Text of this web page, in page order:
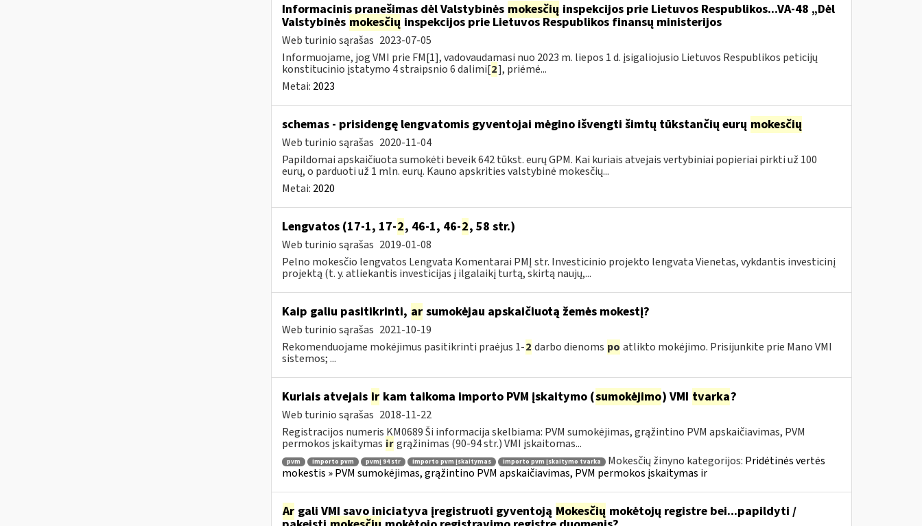
Informacinis pranešimas dėl Valstybinės mokesčių inspekcijos prie Lietuvos Respublikos...VA-48 „Dėl
Valstybinės mokesčių inspekcijos prie Lietuvos Respublikos finansų ministerijos
Web turinio sąrašas 2023-07-05
Informuojame, jog VMI prie FM[1], vadovaudamasi nuo 2023 m. liepos 1 d. įsigaliojusio Lietuvos Respublikos peticijų
konstitucinio įstatymo 4 straipsnio 6 dalimi[2], priėmė...
Metai: 2023
schemas - prisidengę lengvatomis gyventojai mėgino išvengti šimtų tūkstančių eurų mokesčių
Web turinio sąrašas 2020-11-04
Papildomai apskaičiuota sumokėti beveik 642 tūkst. eurų GPM. Kai kuriais atvejais vertybiniai popieriai pirkti už 100
eurų, o parduoti už 1 mln. eurų. Kauno apskrities valstybinė mokesčių...
Metai: 2020
Lengvatos (17-1, 17-2, 46-1, 46-2, 58 str.)
Web turinio sąrašas 2019-01-08
Pelno mokesčio lengvatos Lengvata Komentarai PMĮ str. Investicinio projekto lengvata Vienetas, vykdantis investicinį
projektą (t. y. atliekantis investicijas į ilgalaikį turtą, skirtą naujų,...
Kaip galiu pasitikrinti, arsumokėjau apskaičiuotą žemės mokestį?
Web turinio sąrašas 2021-10-19
Rekomenduojame mokėjimus pasitikrinti praėjus 1-2 darbo dienoms po atlikto mokėjimo. Prisijunkite prie Mano VMI
sistemos; ...
Kuriais atvejais irkam taikoma importo PVM įskaitymo (sumokėjimo) VMI tvarka?
Web turinio sąrašas 2018-11-22
Registracijos numeris KM0689 Ši informacija skelbiama: PVM sumokėjimas, grąžintino PVM apskaičiavimas, PVM
permokos įskaitymas ir grąžinimas (90-94 str.) VMI įskaitomas...
pvm importo pvm pvmį 94 str importo pvm įskaitymas importo pvm įskaitymo tvarka Mokesčių žinyno kategorijos: Pridėtinės vertės
mokestis » PVM sumokėjimas, grąžintino PVM apskaičiavimas, PVM permokos įskaitymas ir
Argali VMI savo iniciatyva įregistruoti gyventoją Mokesčių mokėtojų registre bei...papildyti /